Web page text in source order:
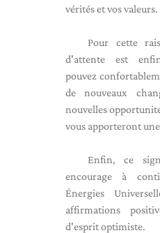
vérités et vos valeurs.
Pour cette
d'attente est
pouvez
de nouveaux
nouvelles
vous apporteront
Enfin, ce
encourage à
Énergies
affirmations
d'esprit optimiste.